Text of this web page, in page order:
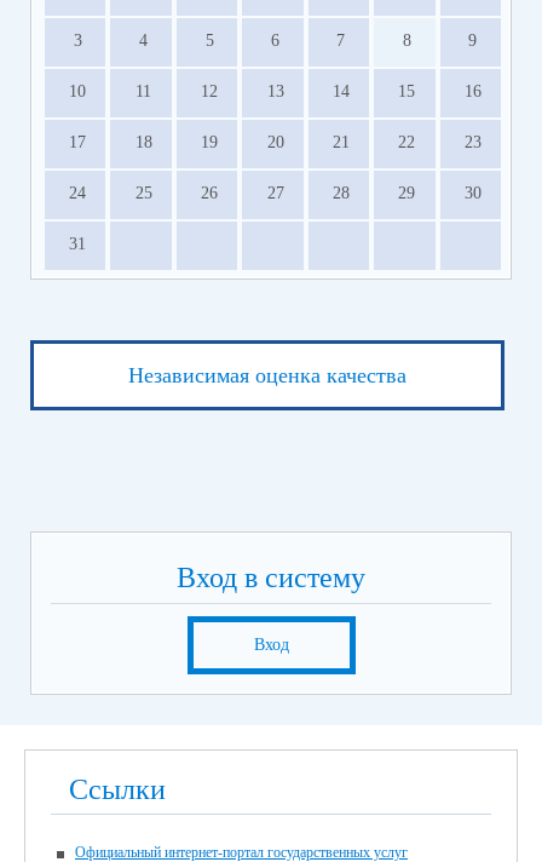
3 4 5 6 7 8 9
10 11 12 13 14 15 16
17 18 19 20 21 22 23
24 25 26 27 28 29 30
31
Независимая оценка качества
Вход в систему
Вход
Ссылки
Официальный интернет-портал государственных услуг